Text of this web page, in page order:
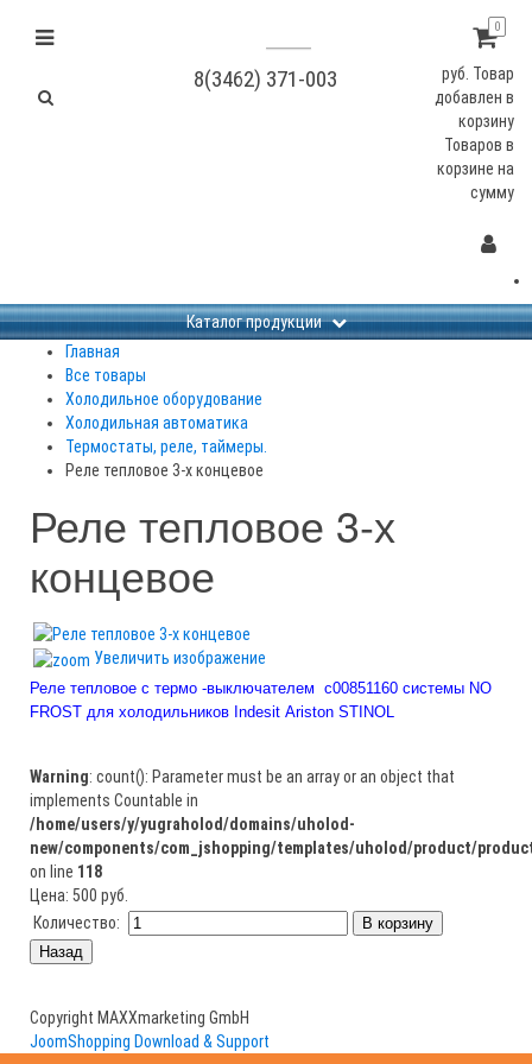
8(3462) 371-003
0
руб. Товар
добавлен в
корзину
Товаров в
корзине на
сумму
Каталог продукции
Главная
Все товары
Холодильное оборудование
Холодильная автоматика
Термостаты, реле, таймеры.
Реле тепловое 3-х концевое
Реле тепловое 3-х
концевое
Увеличить изображение
Реле тепловое с термо -выключателем с00851160 системы NO
FROST для холодильников Indesit Ariston STINOL
Warning: count(): Parameter must be an array or an object that
implements Countable in
/home/users/y/yugraholod/domains/uholod-
new/components/com_jshopping/templates/uholod/product/
on line 118
Цена: 500 руб.
Количество:
Copyright MAXXmarketing GmbH
JoomShopping Download & Support